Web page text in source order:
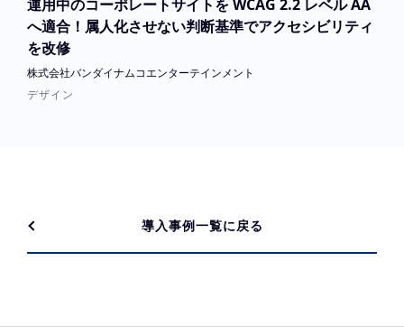
運用中のコーポレートサイトを WCAG 2.2 レベル AA
へ適合！属人化させない判断基準でアクセシビリティ
を改修
株式会社バンダイナムコエンターテインメント
デザイン
導入事例一覧に戻る